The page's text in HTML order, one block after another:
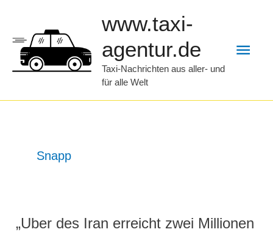
springen
www.taxi-
agentur.de
Taxi-Nachrichten aus aller- und
für alle Welt
Snapp
„Uber des Iran erreicht zwei Millionen